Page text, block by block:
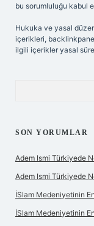
bu sorumluluğu kabul
Hukuka ve yasal
içerikleri,
ilgili içerikler yasal
SON YORUMLAR
Adem Ismi Türkiyede
Adem Ismi Türkiyede
İSlam Medeniyetinin
İSlam Medeniyetinin